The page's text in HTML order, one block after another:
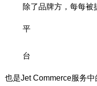
除了品牌方，每每
平
台
也是Jet Commerce服务